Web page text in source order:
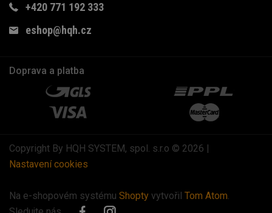
+420 771 192 333
eshop@hqh.cz
Doprava a platba
Copyright By HQH SYSTEM, spol. s.r.o © 2026 |
Nastavení cookies
Na e-shopovém systému Shopty vytvořil Tom Atom.